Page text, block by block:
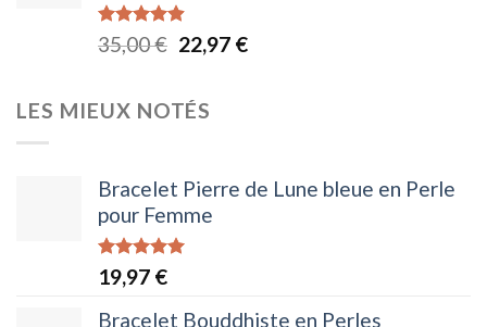
45,00 €.
Note4.88
sur 5
35,00€ Le
initial
était :
22,97 €Le
LES MIEUX NOTÉS
Bracelet Pierre de Lune bleue en Perle
pour Femme
Note5.00
sur 5
19,97 €
Bracelet Bouddhiste en Perles